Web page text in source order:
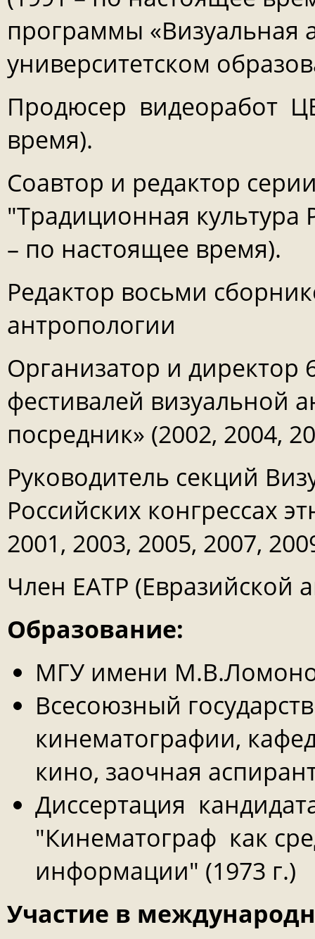
программы «Визуальная
университетском
Продюсер видеоработ
время).
Соавтор и редактор
"Традиционная культура
– по настоящее время).
Редактор восьми
антропологии
Организатор и
фестивалей визуальной
посредник» (2002, 2004,
Руководитель секций
Российских конгрессах
2001, 2003, 2005, 2007,
Член ЕАТР (Евразийской
Образование:
МГУ имени
Всесоюзный
кинематографии,
кино, заочная
Диссертация
"Кинематограф как
информации" (1973 г.)
Участие в